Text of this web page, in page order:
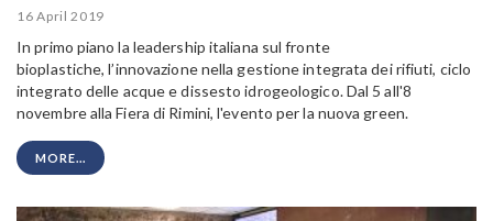
16 April 2019
In primo piano la leadership italiana sul fronte
bioplastiche, l’innovazione nella gestione integrata dei rifiuti, ciclo
integrato delle acque e dissesto idrogeologico. Dal 5 all'8
novembre alla Fiera di Rimini, l'evento per la nuova green.
MORE...